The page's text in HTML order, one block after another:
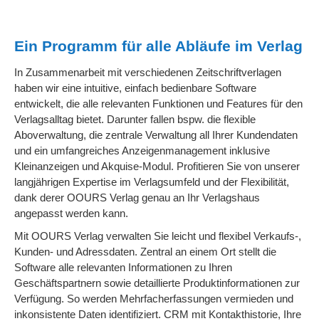
Ein Programm für alle Abläufe im Verlag
In Zusammenarbeit mit verschiedenen Zeitschriftverlagen
haben wir eine intuitive, einfach bedienbare Software
entwickelt, die alle relevanten Funktionen und Features für den
Verlagsalltag bietet. Darunter fallen bspw. die flexible
Aboverwaltung, die zentrale Verwaltung all Ihrer Kundendaten
und ein umfangreiches Anzeigenmanagement inklusive
Kleinanzeigen und Akquise-Modul. Profitieren Sie von unserer
langjährigen Expertise im Verlagsumfeld und der Flexibilität,
dank derer OOURS Verlag genau an Ihr Verlagshaus
angepasst werden kann.
Mit OOURS Verlag verwalten Sie leicht und flexibel Verkaufs-,
Kunden- und Adressdaten. Zentral an einem Ort stellt die
Software alle relevanten Informationen zu Ihren
Geschäftspartnern sowie detaillierte Produktinformationen zur
Verfügung. So werden Mehrfacherfassungen vermieden und
inkonsistente Daten identifiziert. CRM mit Kontakthistorie, Ihre